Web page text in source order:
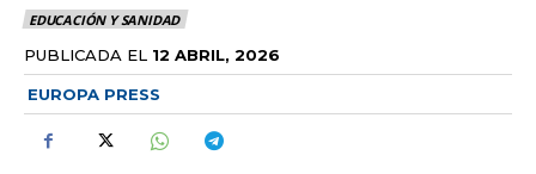
EDUCACIÓN Y SANIDAD
PUBLICADA EL 12 ABRIL, 2026
EUROPA PRESS